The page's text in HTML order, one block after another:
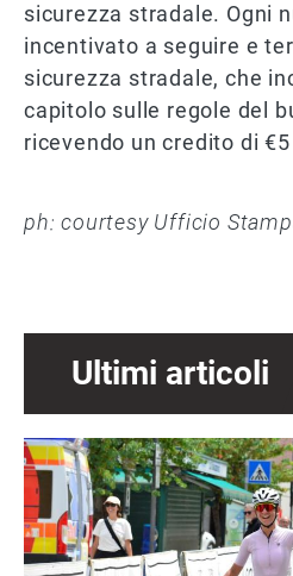
sicurezza stradale. Ogni
incentivato a seguire e
sicurezza stradale, che
capitolo sulle regole del
ricevendo un credito di
ph: courtesy Ufficio
Ultimi articoli
Immagine